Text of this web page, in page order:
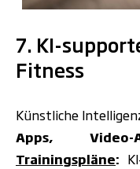
7. KI-
Fitness
Künstliche
Apps, Video-
Trainingspläne: